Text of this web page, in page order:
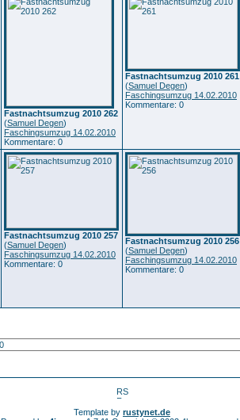
Fastnachtsumzug 2010 262
(Samuel Degen)
Faschingsumzug 14.02.2010
Kommentare: 0
Fastnachtsumzug 2010 261
(Samuel Degen)
Faschingsumzug 14.02.2010
Kommentare: 0
Fastnachtsumzug 2010 257
(Samuel Degen)
Faschingsumzug 14.02.2010
Kommentare: 0
Fastnachtsumzug 2010 256
(Samuel Degen)
Faschingsumzug 14.02.2010
Kommentare: 0
Template by rustynet.de